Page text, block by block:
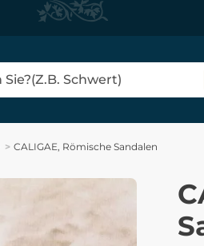
CALIGAE, Römische Sandalen